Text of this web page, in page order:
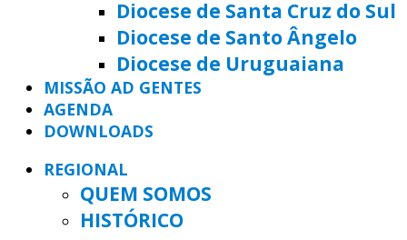
Diocese de Santa Cruz do Sul
Diocese de Santo Ângelo
Diocese de Uruguaiana
MISSÃO AD GENTES
AGENDA
DOWNLOADS
REGIONAL
QUEM SOMOS
HISTÓRICO